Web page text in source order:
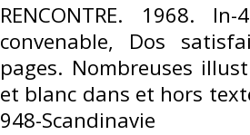
‎RENCONTRE. 1968.
convenable, Dos
pages. Nombreuses
et blanc dans et hors
948-Scandinavie‎